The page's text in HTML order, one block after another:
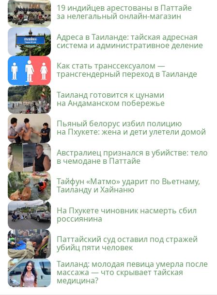
19 индийцев арестованы в Паттайе
за нелегальный онлайн-магазин
Адреса в Таиланде: тайская адресная
система и административное деление
Как стать транссексуалом —
трансгендерный переход в Таиланде
Таиланд готовится к цунами
на Андаманском побережье
Пьяный белорус избил полицию
на Пхукете: жена и дети улетели домой
Австралиец признался в убийстве: тело
в чемодане в Паттайе
Тайфун «Матмо» ударит по Вьетнаму,
Таиланду и Хайнаню
На Пхукете чиновник насмерть сбил
россиянина
Паттайский суд оставил под стражей
убийц пяти человек
Таиланд: молодая певица умерла после
массажа — что скрывает тайская
медицина?